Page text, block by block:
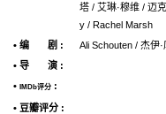
塔 / 艾琳·穆维 / 迈
y / Rachel Marsh
• 编 剧 :
Ali Schouten / 杰伊·
• 导 演 :
•
IMDb评分 :
• 豆瓣评分 :